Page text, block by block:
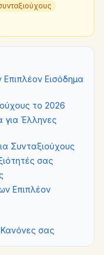
Επιπλέον Εισόδημα
το 2026
για Έλληνες
Συνταξιούχους
σας
Επιπλέον
σας